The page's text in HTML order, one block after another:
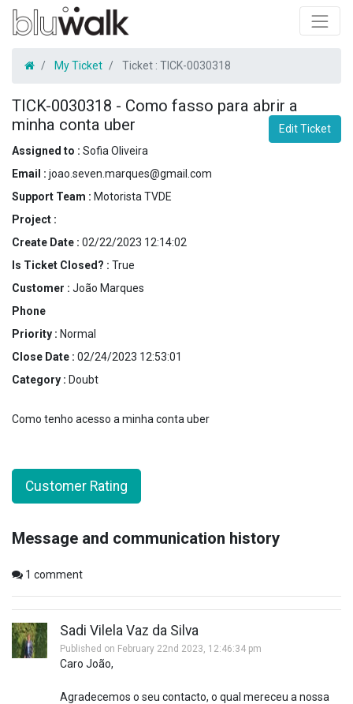
My Ticket Ticket : TICK-0030318
TICK-0030318 - Como fasso para abrir a
minha conta uber
Edit Ticket
Assigned to : Sofia Oliveira
Email : joao.seven.marques@gmail.com
Support Team : Motorista TVDE
Project :
Create Date : 02/22/2023 12:14:02
Is Ticket Closed? : True
Customer : João Marques
Phone
Priority : Normal
Close Date : 02/24/2023 12:53:01
Category : Doubt
Como tenho acesso a minha conta uber
Customer Rating
Message and communication history
1 comment
Sadi Vilela Vaz da Silva
Published on February 22nd 2023, 12:46:34 pm
Caro João,
Agradecemos o seu contacto, o qual mereceu a nossa